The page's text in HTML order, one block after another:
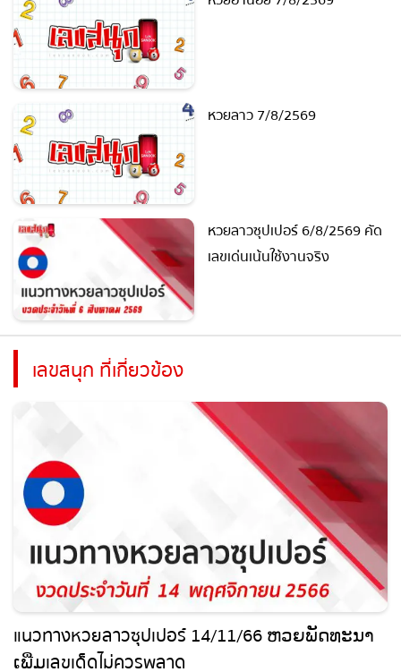
หวยฮานอย 7/8/2569
หวยลาว 7/8/2569
หวยลาวซุปเปอร์ 6/8/2569
คัดเลขเด่นเน้นใช้งานจริง
เลขสนุก ที่เกี่ยวข้อง
แนวทางหวยลาวซุปเปอร์ 14/11/66 ຫວຍພັດທະນາ
ເພີ່ມเลขเด็ดไม่ควรพลาด